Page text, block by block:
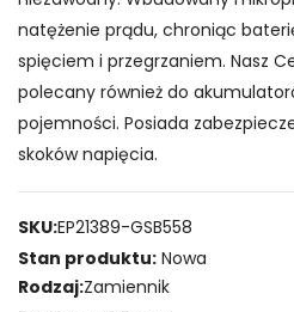
natężenie prądu, chroniąc
spięciem i przegrzaniem. Nasz
polecany również do
pojemności. Posiada
skoków napięcia.
SKU:EP21389-GSB558
Stan produktu: Nowa
Rodzaj:Zamiennik